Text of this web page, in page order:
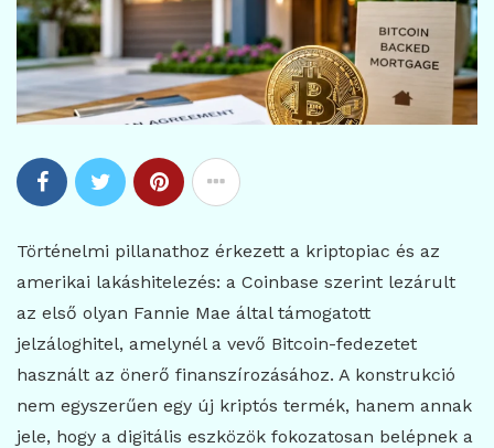
Történelmi pillanathoz érkezett a kriptopiac és az
amerikai lakáshitelezés: a Coinbase szerint lezárult
az első olyan Fannie Mae által támogatott
jelzáloghitel, amelynél a vevő Bitcoin-fedezetet
használt az önerő finanszírozásához. A konstrukció
nem egyszerűen egy új kriptós termék, hanem annak
jele, hogy a digitális eszközök fokozatosan belépnek a